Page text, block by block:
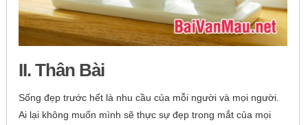
II. Thân Bài
Sống đẹp trước hết là nhu cầu của mỗi người và mọi người.
Ai lại không muốn mình sẽ thực sự đẹp trong mắt của mọi